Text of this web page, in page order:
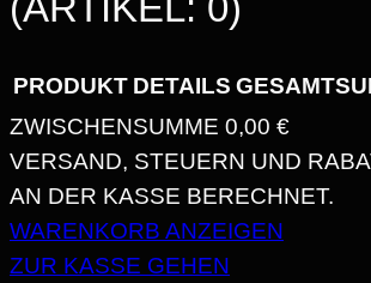
PRODUKTE
IM
WARENKORB
PRODUKT DETAILS
ZWISCHENSUMME 0,00 €
VERSAND, STEUERN UND
AN DER KASSE BERECHNET.
WARENKORB ANZEIGEN
ZUR KASSE GEHEN